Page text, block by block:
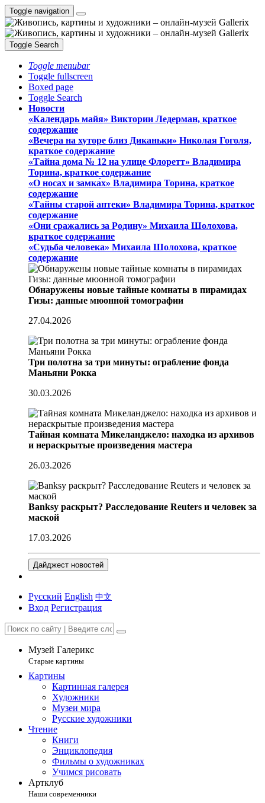
Toggle navigation
Toggle Search
Toggle menubar
Toggle fullscreen
Boxed page
Toggle Search
Новости
«Календарь майя» Виктории Ледерман, краткое
содержание
«Вечера на хуторе близ Диканьки» Николая Гоголя,
краткое содержание
«Тайна дома № 12 на улице Флоретт» Владимира
Торина, краткое содержание
«О носах и замка́х» Владимира Торина, краткое
содержание
«Тайны старой аптеки» Владимира Торина, краткое
содержание
«Они сражались за Родину» Михаила Шолохова,
краткое содержание
«Судьба человека» Михаила Шолохова, краткое
содержание
Обнаружены новые тайные комнаты в пирамидах
Гизы: данные мюонной томографии
27.04.2026
Три полотна за три минуты: ограбление фонда
Маньяни Рокка
30.03.2026
Тайная комната Микеланджело: находка из архивов
и нераскрытые произведения мастера
26.03.2026
Banksy раскрыт? Расследование Reuters и человек за
маской
17.03.2026
Дайджест новостей
Русский English 中文
Вход Регистрация
Музей Галерикс
Старые картины
Картины
Картинная галерея
Художники
Музеи мира
Русские художники
Чтение
Книги
Энциклопедия
Фильмы о художниках
Учимся рисовать
Артклуб
Наши современники